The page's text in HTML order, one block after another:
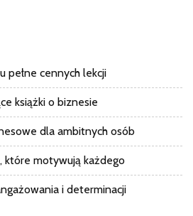
pełne cennych lekcji
książki o biznesie
dla ambitnych osób
które motywują każdego
i determinacji